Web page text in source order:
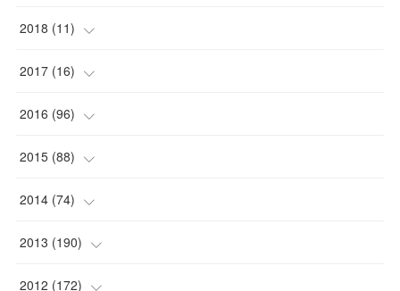
( 1)
(1)
( 1)
(1)
2018 (11)
(2)
(1)
(1)
(1)
( 3 )
2017 (16)
(1)
(2)
(1)
(3)
(1)
2016 (96)
(2)
(5)
(6)
(3)
2015 (88)
(4)
(7)
(6)
2014 (74)
(9)
(14)
2013 (190)
(17)
2012 (172)